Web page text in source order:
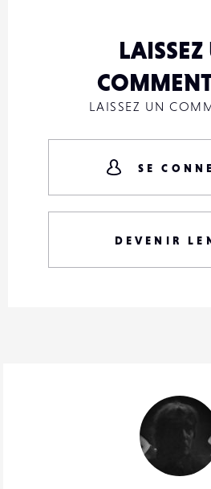
LAISSEZ
LAISSEZ UN
SE
DEVENIR